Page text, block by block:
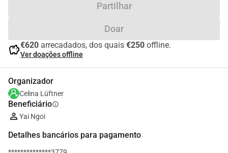
Partilhar
Doar
savings€620 arrecadados, dos quais €250 offline.
Ver doações offline
Organizador
Celina Lüftner
Beneficiárioinfo
Yai Ngoi
Detalhes bancários para pagamento